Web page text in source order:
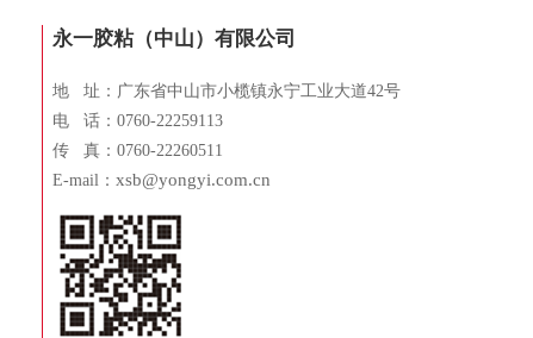
永一胶粘（中山）有限公司
地 址：广东省中山市小榄镇永宁工业大道42号
电 话：0760-22259113
传 真：0760-22260511
E-mail： xsb@yongyi.com.cn